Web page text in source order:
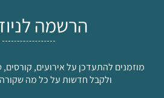
הרשמה
מוזמנים להתעדכן על אירועים,
ולקבל חדשות על כל מה